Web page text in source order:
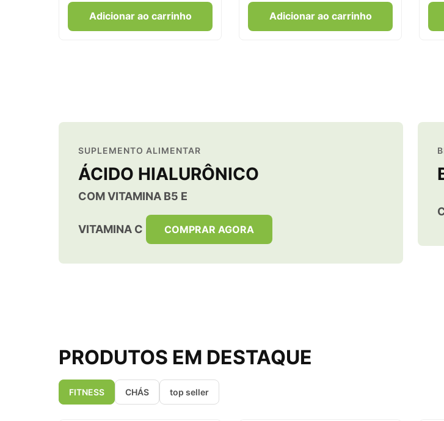
Adicionar ao carrinho Adicionar ao carrinho
SUPLEMENTO ALIMENTAR
ÁCIDO HIALURÔNICO
COM VITAMINA B5 E
VITAMINA C COMPRAR AGORA
PRODUTOS EM DESTAQUE
FITNESS CHÁS top seller